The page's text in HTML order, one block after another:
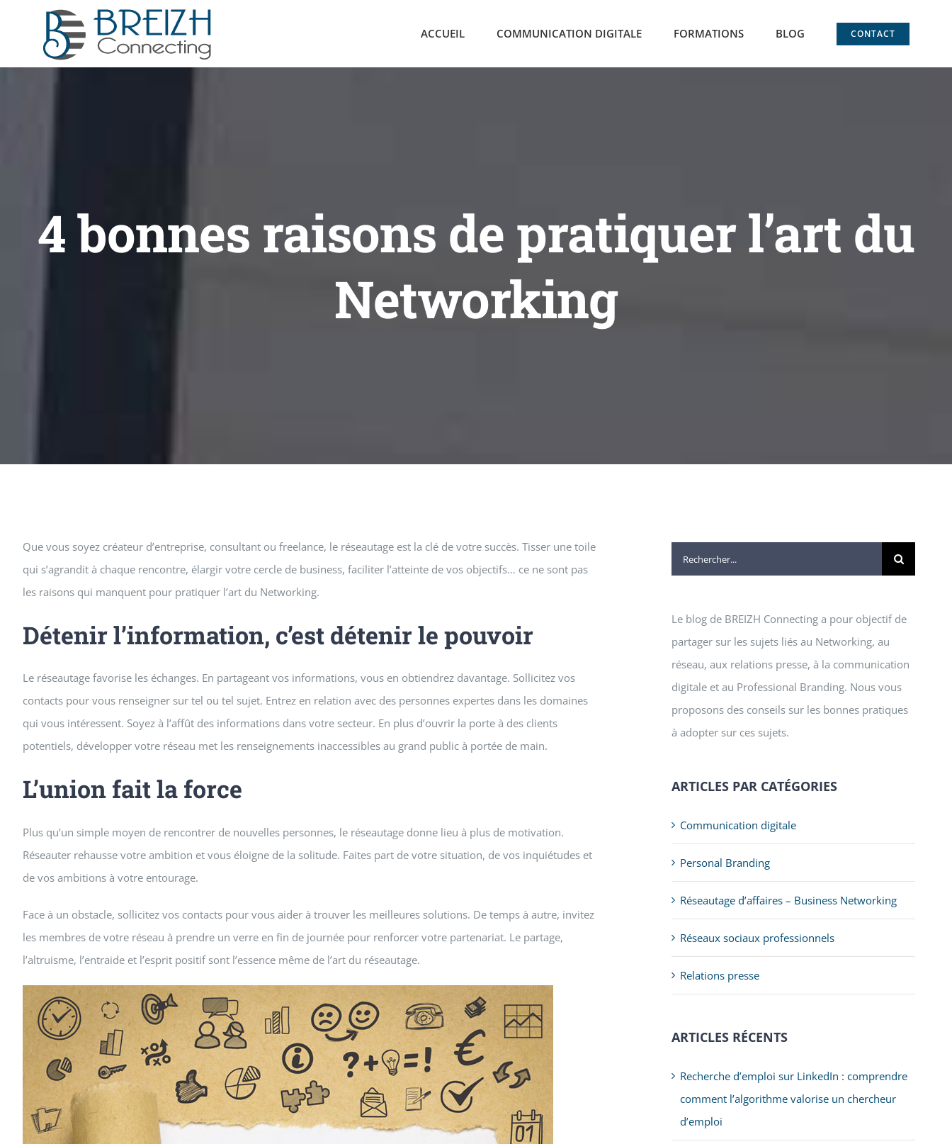
ACCUEIL COMMUNICATION DIGITALE FORMATIONS BLOG CONTACT
4 bonnes raisons de pratiquer l’art du
Networking
Que vous soyez créateur d’entreprise, consultant ou freelance, le réseautage est la clé de votre succès. Tisser une toile
qui s’agrandit à chaque rencontre, élargir votre cercle de business, faciliter l’atteinte de vos objectifs… ce ne sont pas
les raisons qui manquent pour pratiquer l’art du Networking.
Détenir l’information, c’est détenir le pouvoir
Le réseautage favorise les échanges. En partageant vos informations, vous en obtiendrez davantage. Sollicitez vos
contacts pour vous renseigner sur tel ou tel sujet. Entrez en relation avec des personnes expertes dans les domaines
qui vous intéressent. Soyez à l’affût des informations dans votre secteur. En plus d’ouvrir la porte à des clients
potentiels, développer votre réseau met les renseignements inaccessibles au grand public à portée de main.
L’union fait la force
Plus qu’un simple moyen de rencontrer de nouvelles personnes, le réseautage donne lieu à plus de motivation.
Réseauter rehausse votre ambition et vous éloigne de la solitude. Faites part de votre situation, de vos inquiétudes et
de vos ambitions à votre entourage.
Face à un obstacle, sollicitez vos contacts pour vous aider à trouver les meilleures solutions. De temps à autre, invitez
les membres de votre réseau à prendre un verre en fin de journée pour renforcer votre partenariat. Le partage,
l’altruisme, l’entraide et l’esprit positif sont l’essence même de l’art du réseautage.
Rechercher:
Le blog de BREIZH Connecting a pour objectif de
partager sur les sujets liés au Networking, au
réseau, aux relations presse, à la communication
digitale et au Professional Branding. Nous vous
proposons des conseils sur les bonnes pratiques
à adopter sur ces sujets.
ARTICLES PAR CATÉGORIES
Communication digitale
Personal Branding
Réseautage d’affaires – Business Networking
Réseaux sociaux professionnels
Relations presse
ARTICLES RÉCENTS
Recherche d’emploi sur LinkedIn : comprendre
comment l’algorithme valorise un chercheur
d’emploi